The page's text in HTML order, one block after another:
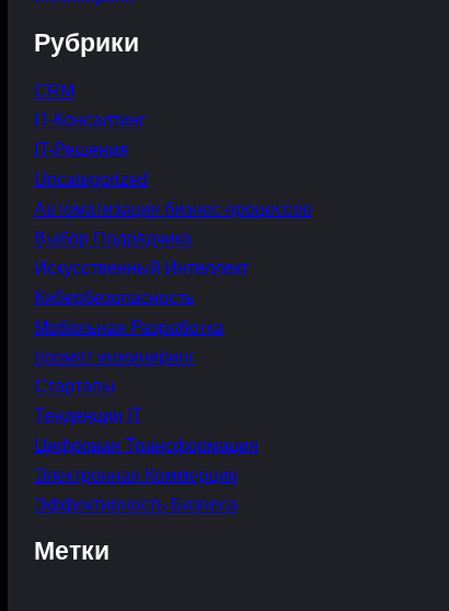
Рубрики
CRM
IT-Консалтинг
IT-Решения
Uncategorized
Автоматизация бизнес-процессов
Выбор Подрядчика
Искусственный Интеллект
Кибербезопасность
Мобильная Разработка
промпт инжиниринг
Стартапы
Тенденции IT
Цифровая Трансформация
Электронная Коммерция
Эффективность Бизнеса
Метки